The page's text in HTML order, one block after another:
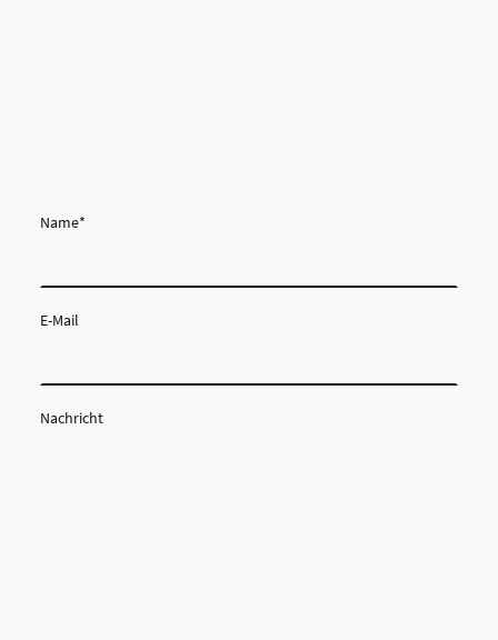
Name*
E-Mail
Nachricht